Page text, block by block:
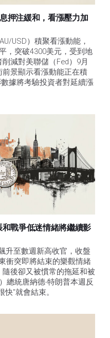
押注緩和，看漲壓力加
USD）積聚看漲動能，
，突破4300美元，受到地
減對美聯儲（Fed）9月
景顯示看漲動能正在積
據將考驗投資者對延續漲
戰爭低迷情緒將繼續影
升至數週新高收官，收盤
衝突即將結束的樂觀情緒
後卻又被慣常的拖延和被
總統唐納德-特朗普本週反
"就會結束。